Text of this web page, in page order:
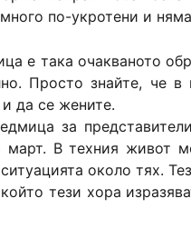
по-укротени и
е така очакваното
Просто знайте, че
да се жените.
за
В техния живот
около тях.
тези хора